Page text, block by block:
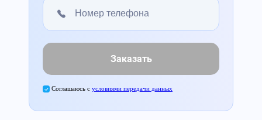
Заказать
Соглашаюсь с условиями передачи данных